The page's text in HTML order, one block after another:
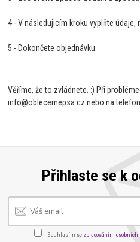
4 - V následujicím kroku vyplňte údaje,
5 - Dokončete objednávku.
Věříme, že to zvládnete. :) Při
info@oblecemepsa.cz nebo na
Přihlaste se k
Souhlasím se zpracováním osobních